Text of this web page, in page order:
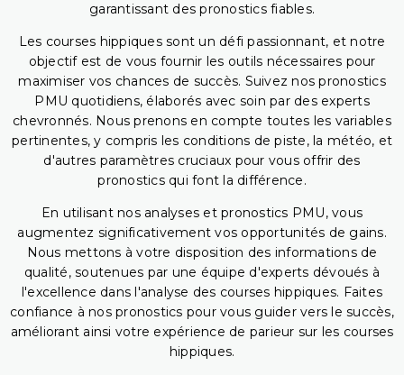
garantissant des pronostics fiables.
Les courses hippiques sont un défi passionnant, et notre
objectif est de vous fournir les outils nécessaires pour
maximiser vos chances de succès. Suivez nos pronostics
PMU quotidiens, élaborés avec soin par des experts
chevronnés. Nous prenons en compte toutes les variables
pertinentes, y compris les conditions de piste, la météo, et
d'autres paramètres cruciaux pour vous offrir des
pronostics qui font la différence.
En utilisant nos analyses et pronostics PMU, vous
augmentez significativement vos opportunités de gains.
Nous mettons à votre disposition des informations de
qualité, soutenues par une équipe d'experts dévoués à
l'excellence dans l'analyse des courses hippiques. Faites
confiance à nos pronostics pour vous guider vers le succès,
améliorant ainsi votre expérience de parieur sur les courses
hippiques.